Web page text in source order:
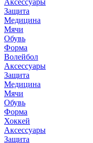
Аксессуары
Защита
Медицина
Мячи
Обувь
Форма
Волейбол
Аксессуары
Защита
Медицина
Мячи
Обувь
Форма
Хоккей
Аксессуары
Защита